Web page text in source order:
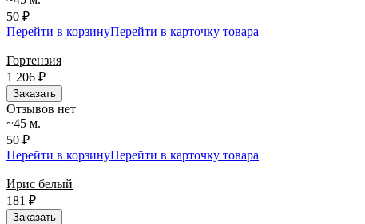
50 ₽
Перейти в корзинуПерейти в карточку товара
Гортензия
1 206 ₽
Заказать
Отзывов нет
~45 м.
50 ₽
Перейти в корзинуПерейти в карточку товара
Ирис белый
181
₽
Заказать